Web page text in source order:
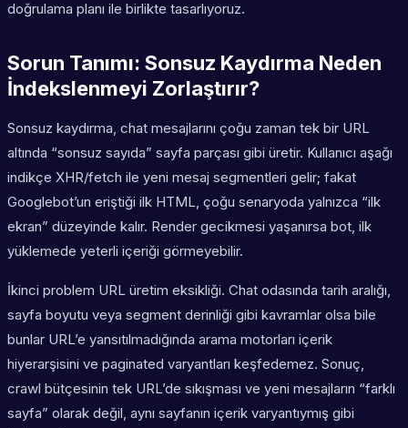
doğrulama planı ile birlikte tasarlıyoruz.
Sorun Tanımı: Sonsuz Kaydırma Neden
İndekslenmeyi Zorlaştırır?
Sonsuz kaydırma, chat mesajlarını çoğu zaman tek bir URL
altında “sonsuz sayıda” sayfa parçası gibi üretir. Kullanıcı aşağı
indikçe XHR/fetch ile yeni mesaj segmentleri gelir; fakat
Googlebot’un eriştiği ilk HTML, çoğu senaryoda yalnızca “ilk
ekran” düzeyinde kalır. Render gecikmesi yaşanırsa bot, ilk
yüklemede yeterli içeriği görmeyebilir.
İkinci problem URL üretim eksikliği. Chat odasında tarih aralığı,
sayfa boyutu veya segment derinliği gibi kavramlar olsa bile
bunlar URL’e yansıtılmadığında arama motorları içerik
hiyerarşisini ve paginated varyantları keşfedemez. Sonuç,
crawl bütçesinin tek URL’de sıkışması ve yeni mesajların “farklı
sayfa” olarak değil, aynı sayfanın içerik varyantıymış gibi